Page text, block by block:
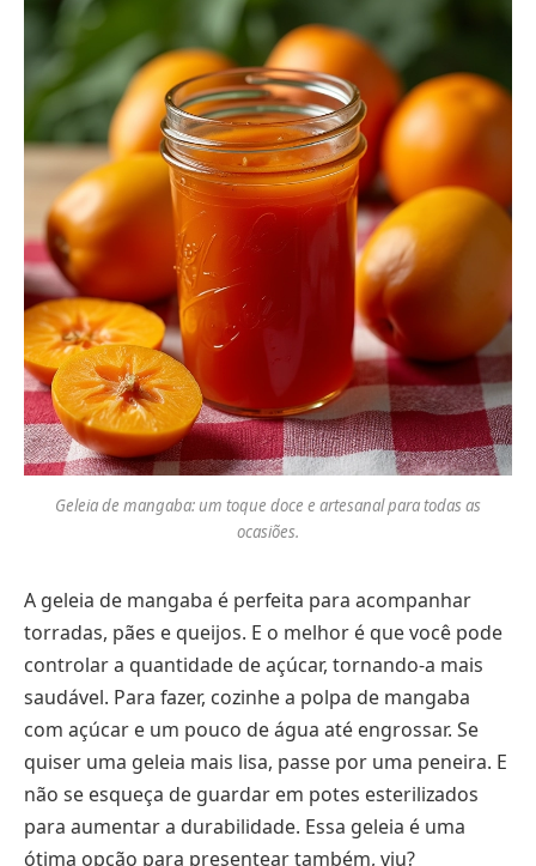
Geleia de mangaba: um toque doce e artesanal para todas as
ocasiões.
A geleia de mangaba é perfeita para acompanhar
torradas, pães e queijos. E o melhor é que você pode
controlar a quantidade de açúcar, tornando-a mais
saudável. Para fazer, cozinhe a polpa de mangaba
com açúcar e um pouco de água até engrossar. Se
quiser uma geleia mais lisa, passe por uma peneira. E
não se esqueça de guardar em potes esterilizados
para aumentar a durabilidade. Essa geleia é uma
ótima opção para presentear também, viu?